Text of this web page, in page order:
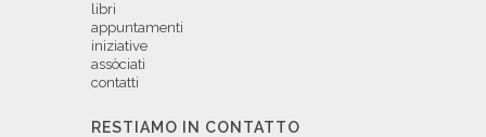
libri
appuntamenti
iniziative
assòciati
contatti
RESTIAMO IN CONTATTO